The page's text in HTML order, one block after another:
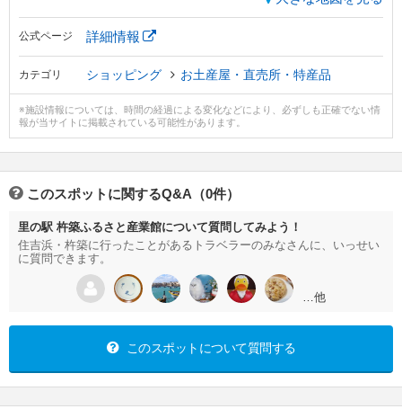
公式ページ 詳細情報
カテゴリ ショッピング お土産屋・直売所・特産品
※施設情報については、時間の経過による変化などにより、必ずしも正確でない情
報が当サイトに掲載されている可能性があります。
このスポットに関するQ&A（0件）
里の駅 杵築ふるさと産業館について質問してみよう！
住吉浜・杵築に行ったことがあるトラベラーのみなさんに、いっせい
に質問できます。
…他
このスポットについて質問する